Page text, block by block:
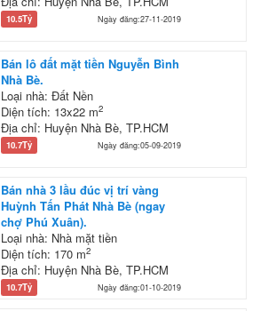
10.5Tỷ Ngày đăng:27-11-2019
Bán lô đất mặt tiền Nguyễn Bình
Nhà Bè.
Loại nhà: Đất Nền
Diện tích: 13x22 m2
Địa chỉ: Huyện Nhà Bè, TP.HCM
10.7Tỷ Ngày đăng:05-09-2019
Bán nhà 3 lầu đúc vị trí vàng
Huỳnh Tấn Phát Nhà Bè (ngay
chợ Phú Xuân).
Loại nhà: Nhà mặt tiền
Diện tích: 170 m2
Địa chỉ: Huyện Nhà Bè, TP.HCM
10.7Tỷ Ngày đăng:01-10-2019